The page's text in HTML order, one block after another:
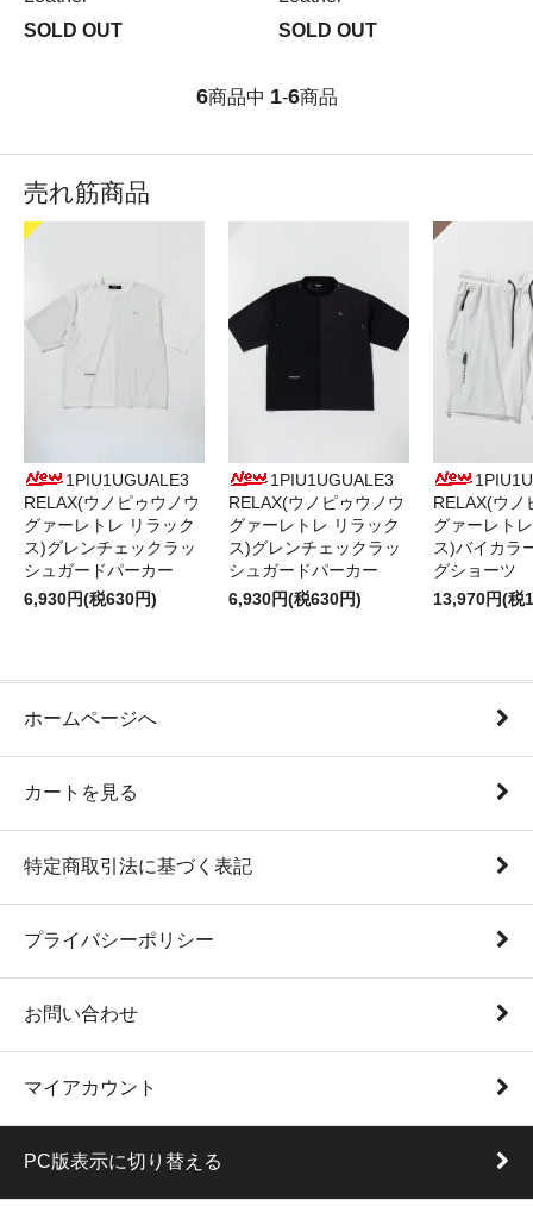
SOLD OUT
SOLD OUT
6商品中 1-6商品
売れ筋商品
1PIU1UGUALE3
RELAX(ウノピゥウノウ
グァーレトレ リラック
ス)グレンチェックラッ
シュガードパーカー
6,930円(税630円)
1PIU1UGUALE3
RELAX(ウノピゥウノウ
グァーレトレ リラック
ス)グレンチェックラッ
シュガードパーカー
6,930円(税630円)
RELAX(ウノ
グァーレト
ス)バイカラ
グショーツ
13,970円(税
ホームページへ
カートを見る
特定商取引法に基づく表記
プライバシーポリシー
お問い合わせ
マイアカウント
PC版表示に切り替える